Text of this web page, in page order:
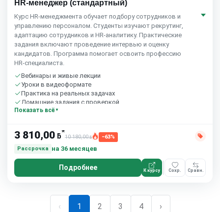
HR-менеджер (стандартный)
Курс HR‑менеджмента обучает подбору сотрудников и
управлению персоналом. Студенты изучают рекрутинг,
адаптацию сотрудников и HR‑аналитику. Практические
задания включают проведение интервью и оценку
кандидатов. Программа помогает освоить профессию
HR‑специалиста.
Вебинары и живые лекции
Уроки в видеоформате
Практика на реальных задачах
Домашние задания с проверкой
Сообщество студентов
Показать всё
3 810,00 ƃ*
10 180,00ƃ
−63%
Рассрочка
на 36 месяцев
Подробнее К курсу Сохр. Сравн.
‹ 1 2 3 4 ›